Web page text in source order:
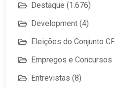
Destaque (1.676)
Development (4)
Eleições do Conjunto
Empregos e Concursos
Entrevistas (8)